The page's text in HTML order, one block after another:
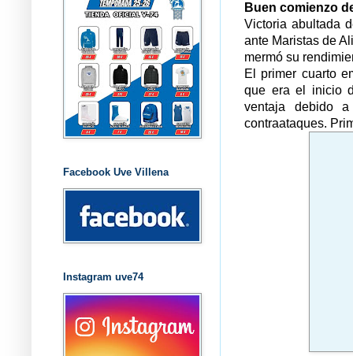
Buen comienzo
Victoria abultada
ante Maristas de
mermó su
El primer cuarto
que era el inicio
ventaja debido
contraataques.
Facebook Uve Villena
Instagram uve74